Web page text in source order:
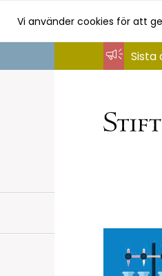
Vi använder cookies för att
Sista